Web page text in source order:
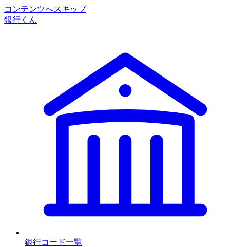
コンテンツへスキップ
銀行くん
銀行コード一覧